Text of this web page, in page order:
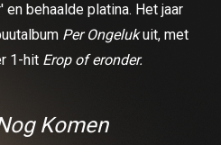
behaalde platina. Het jaar
Per Ongelukuit, met
1-hit Erop of eronder.
Komen